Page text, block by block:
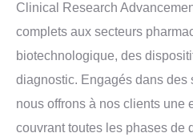
Clinical Research
complets aux secteurs
biotechnologique, des
diagnostic. Engagés dans des
nous offrons à nos clients une
couvrant toutes les phases de